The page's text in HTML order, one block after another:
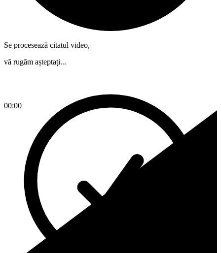
00:00
Se procesează citatul video,
vă rugăm așteptați...